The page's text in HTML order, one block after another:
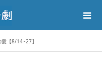
【8/14~27】